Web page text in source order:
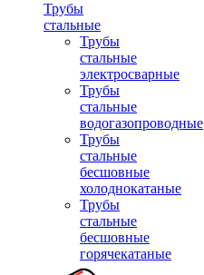
Трубы
стальные
Трубы
стальные
электросварные
Трубы
стальные
водогазопроводные
Трубы
стальные
бесшовные
холоднокатаные
Трубы
стальные
бесшовные
горячекатаные